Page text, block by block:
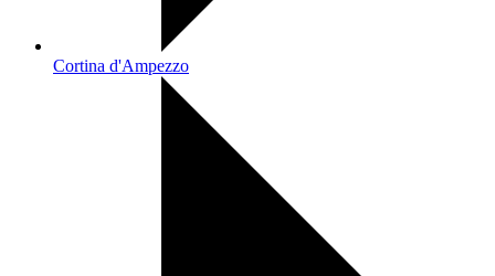
Cortina d'Ampezzo